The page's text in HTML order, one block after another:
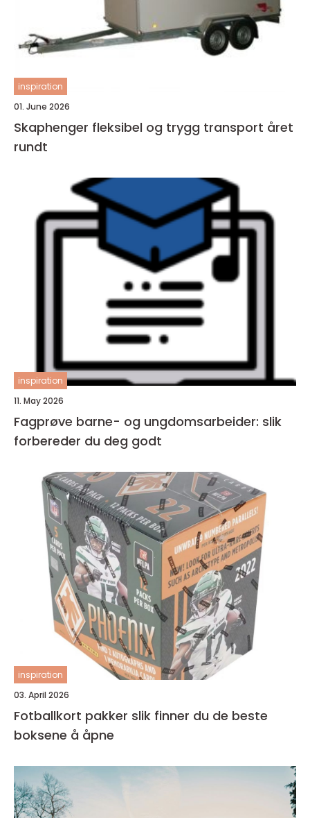
inspiration
01. June 2026
Skaphenger fleksibel og trygg transport året
rundt
inspiration
11. May 2026
Fagprøve barne- og ungdomsarbeider: slik
forbereder du deg godt
inspiration
03. April 2026
Fotballkort pakker slik finner du de beste
boksene å åpne